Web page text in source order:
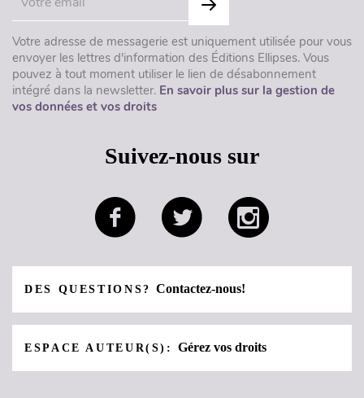
Votre adresse de messagerie est uniquement utilisée pour vous
envoyer les lettres d'information des Éditions Ellipses. Vous
pouvez à tout moment utiliser le lien de désabonnement
intégré dans la newsletter. En savoir plus sur la gestion de
vos données et vos droits
Suivez-nous sur
DES QUESTIONS?Contactez-nous!
ESPACE AUTEUR(S):Gérez vos droits